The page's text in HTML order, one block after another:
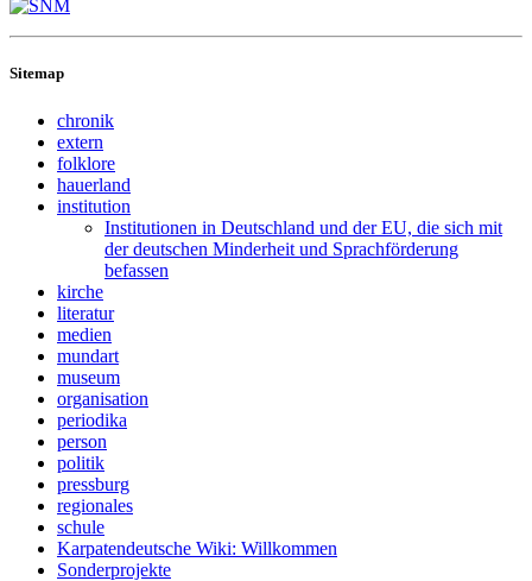
Sitemap
chronik
extern
folklore
hauerland
institution
Institutionen in Deutschland und der EU, die sich mit
der deutschen Minderheit und Sprachförderung
befassen
kirche
literatur
medien
mundart
museum
organisation
periodika
person
politik
pressburg
regionales
schule
Karpatendeutsche Wiki: Willkommen
Sonderprojekte